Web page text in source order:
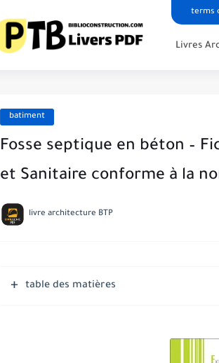
terms
Livres
batiment
Fosse septique en béton –
et Sanitaire conforme à la
livre architecture BTP
table des matières